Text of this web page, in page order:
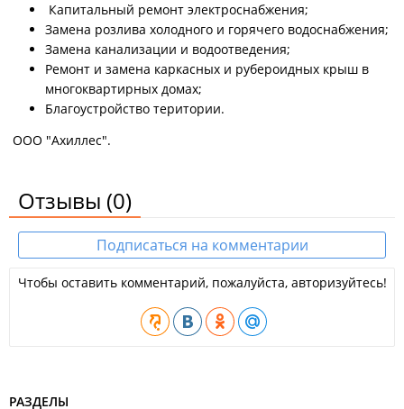
Капитальный ремонт электроснабжения;
Замена розлива холодного и горячего водоснабжения;
Замена канализации и водоотведения;
Ремонт и замена каркасных и рубероидных крыш в
многоквартирных домах;
Благоустройство територии.
ООО "Ахиллес".
Отзывы (0)
Подписаться на комментарии
Чтобы оставить комментарий, пожалуйста, авторизуйтесь!
РАЗДЕЛЫ